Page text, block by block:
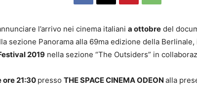
l’arrivo nei cinema italiani a ottobre del
sezione Panorama alla 69ma edizione della
2019 nella sezione “The Outsiders” in
21:30 presso THE SPACE CINEMA ODEON alla